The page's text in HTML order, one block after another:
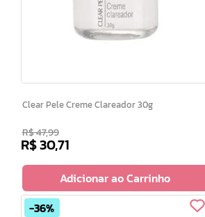
Clear Pele Creme Clareador 30g
R$47,99
R$30,71
Adicionar ao Carrinho
36%